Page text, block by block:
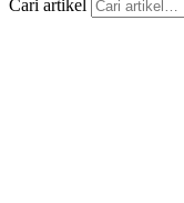
Cari artikel